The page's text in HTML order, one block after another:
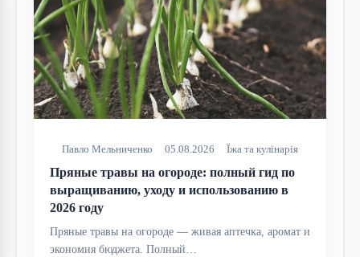
Павло Мельниченко 05.08.2026 Їжа та кулінарія
Пряные травы на огороде: полный гид по
выращиванию, уходу и использованию в
2026 году
Пряные травы на огороде — живая аптечка, аромат и
экономия бюджета. Полный…